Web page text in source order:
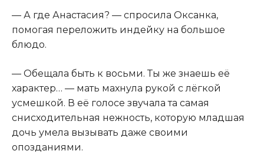
— А где Анастасия? — спросила Оксанка,
помогая переложить индейку на большое
блюдо.
— Обещала быть к восьми. Ты же знаешь её
характер… — мать махнула рукой с лёгкой
усмешкой. В её голосе звучала та самая
снисходительная нежность, которую младшая
дочь умела вызывать даже своими
опозданиями.